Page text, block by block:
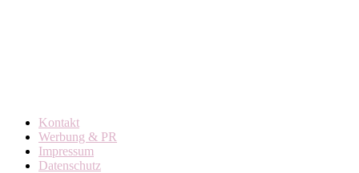
Kontakt
Werbung & PR
Impressum
Datenschutz